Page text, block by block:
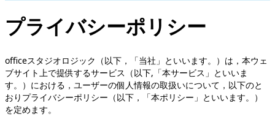
プライバシーポリシー
officeスタジオロジック（以下，「当社」といいます。）は，本ウェ
ブサイト上で提供するサービス（以下,「本サービス」といいま
す。）における，ユーザーの個人情報の取扱いについて，以下のと
おりプライバシーポリシー（以下，「本ポリシー」といいます。）
を定めます。